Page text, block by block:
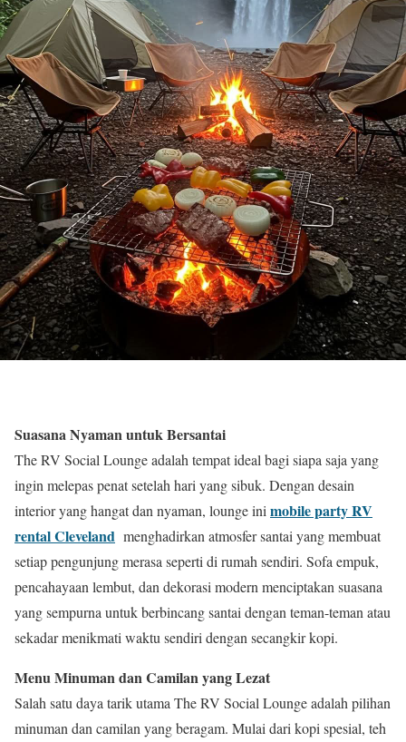
Suasana Nyaman untuk Bersantai
The RV Social Lounge adalah tempat ideal bagi siapa saja yang
ingin melepas penat setelah hari yang sibuk. Dengan desain
interior yang hangat dan nyaman, lounge ini mobile party RV
rental Cleveland menghadirkan atmosfer santai yang membuat
setiap pengunjung merasa seperti di rumah sendiri. Sofa empuk,
pencahayaan lembut, dan dekorasi modern menciptakan suasana
yang sempurna untuk berbincang santai dengan teman-teman atau
sekadar menikmati waktu sendiri dengan secangkir kopi.
Menu Minuman dan Camilan yang Lezat
Salah satu daya tarik utama The RV Social Lounge adalah pilihan
minuman dan camilan yang beragam. Mulai dari kopi spesial, teh